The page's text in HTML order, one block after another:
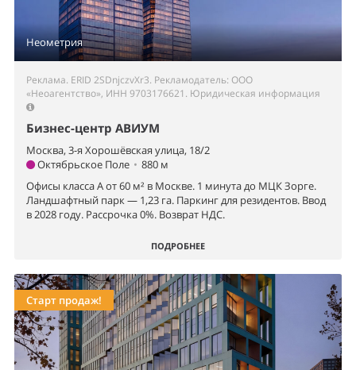
Неометрия
Реклама. ERID 2SDnjczvXr3. Рекламодатель: ООО
«Неоагентство», ИНН 9703176621. Юридическая информация
Бизнес-центр АВИУМ
Москва, 3-я Хорошёвская улица, 18/2
Октябрьское Поле • 880 м
Офисы класса А от 60 м² в Москве. 1 минута до МЦК Зорге.
Ландшафтный парк — 1,23 га. Паркинг для резидентов. Ввод
в 2028 году. Рассрочка 0%. Возврат НДС.
ПОДРОБНЕЕ
Старт продаж!